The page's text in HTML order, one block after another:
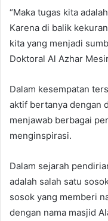
“Maka tugas kita
Karena di balik
kita yang menjadi
Doktoral Al Azhar
Dalam kesempatan
aktif bertanya dengan
menjawab berbagai
menginspirasi.
Dalam sejarah
adalah salah satu
sosok yang memberi
dengan nama masjid